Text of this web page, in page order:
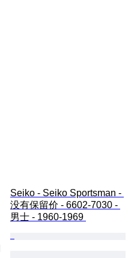
Seiko - Seiko Sportsman -
没有保留价 - 6602-7030 -
男士 - 1960-1969